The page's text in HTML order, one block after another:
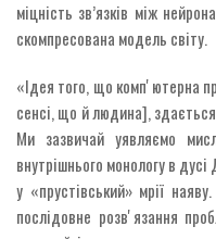
міцність зв’язків між
скомпресована модель світу.
«Ідея того, що компʼютерна
сенсі, що й людина],
Ми зазвичай уявляємо
внутрішнього монологу в
у «прустівський» мрії
послідовне розвʼязання